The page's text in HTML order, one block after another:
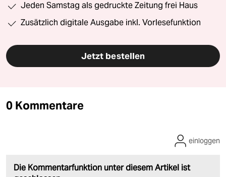
Jeden Samstag als gedruckte Zeitung frei Haus
Zusätzlich digitale Ausgabe inkl. Vorlesefunktion
Jetzt bestellen
0 Kommentare
Die Kommentarfunktion unter diesem Artikel ist
einloggen